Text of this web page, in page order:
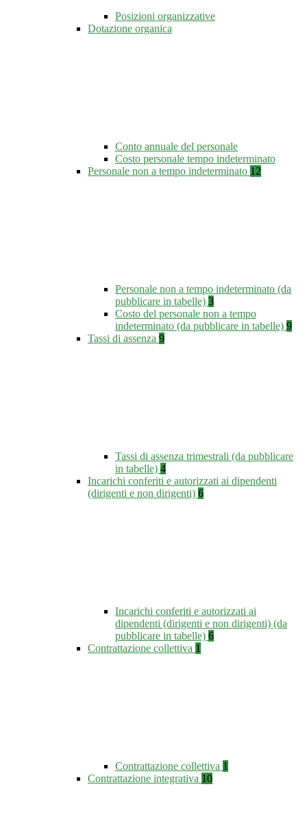
Posizioni organizzative
Dotazione organica
Conto annuale del personale
Costo personale tempo indeterminato
Personale non a tempo indeterminato 12
Personale non a tempo indeterminato (da
pubblicare in tabelle) 3
Costo del personale non a tempo
indeterminato (da pubblicare in tabelle) 9
Tassi di assenza 9
Tassi di assenza trimestrali (da pubblicare
in tabelle) 4
Incarichi conferiti e autorizzati ai dipendenti
(dirigenti e non dirigenti) 6
Incarichi conferiti e autorizzati ai
dipendenti (dirigenti e non dirigenti) (da
pubblicare in tabelle) 6
Contrattazione collettiva 1
Contrattazione collettiva 1
Contrattazione integrativa 10